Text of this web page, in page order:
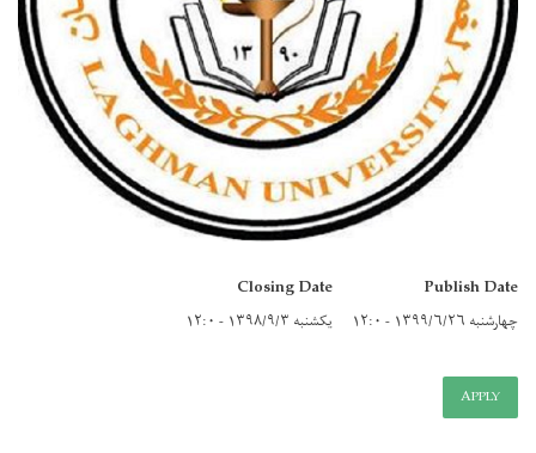
Publish Date
چهارشنبه ۱۳۹۹/۶/۲۶ - ۱۲:۰
Closing Date
یکشنبه ۱۳۹۸/۹/۳ - ۱۲:۰
APPLY